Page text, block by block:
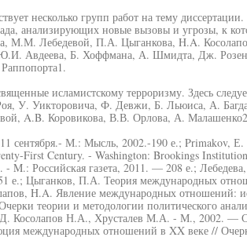
несколько групп работ на тему
анализирующих новые вызовы и угрозы, к
М.М. Лебедевой, П.А. Цыганкова, H.A.
Авдеева, Б. Хоффмана, А. Шмидта, Дж.
исламистскому терроризму. Здесь
У. Уикторовича, Ф. Девжи, Б. Льюиса, А.
A.B. Коровикова, В.В. Орлова, А.
сентября.- М.: Мысль, 2002.-190 е.; Primakov, Е.
First Century. - Washington: Brookings
M.: Российская газета, 2011. — 208 е.;
е.; Цыганков, П.А. Теория международных
H.A. Явление международных отношений:
теории и методологии политического
Косолапов Н.А., Хрусталев М.А. - М., 2002. —
международных отношений в XX веке //